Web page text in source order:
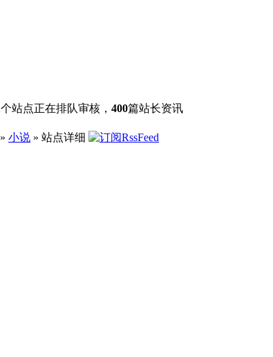
个站点正在排队审核， 400篇站长资讯
» 小说 » 站点详细